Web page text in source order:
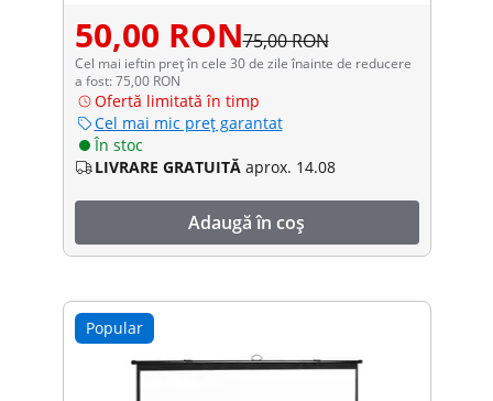
50,00 RON75,00 RON
Cel mai ieftin preț în cele 30 de zile înainte de reducere
a fost: 75,00 RON
Ofertă limitată în timp
Cel mai mic preț garantat
În stoc
LIVRARE GRATUITĂ aprox. 14.08
Adaugă în coș
Popular